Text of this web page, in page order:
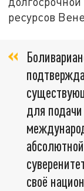
ресурсов
для
своё